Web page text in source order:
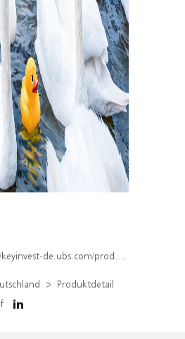
de.ubs.com/produkt/detail/index/isin/DE000WA4VN37
Produktdetail